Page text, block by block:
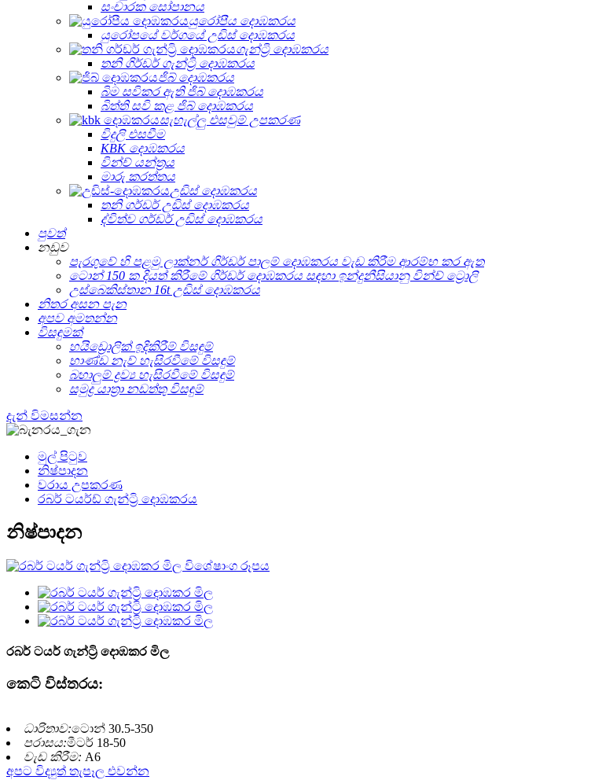
සංචාරක සෝපානය
යුරෝපීය දොඹකරය
යුරෝපයේ වර්ගයේ උඩිස් දොඹකරය
ගැන්ට්‍රි දොඹකරය
තනි ගිර්ඩර් ගැන්ට්‍රි දොඹකරය
ජිබ් දොඹකරය
බිම සවිකර ඇති ජිබ් දොඹකරය
බිත්ති සවි කළ ජිබ් දොඹකරය
සැහැල්ලු එසවුම් උපකරණ
විදුලි එසවීම
KBK දොඹකරය
වින්ච් යන්ත්‍රය
මාරු කරත්තය
උඩිස් දොඹකරය
තනි ගර්ඩර් උඩිස් දොඹකරය
ද්විත්ව ගර්ඩර් උඩිස් දොඹකරය
පුවත්
නඩුව
පැරගුවේ හි පළමු ලාක්නර් ගිර්ඩර් පාලම් දොඹකරය වැඩ කිරීම ආරම්භ කර ඇත
ටොන් 150 ක දියත් කිරීමේ ගිර්ඩර් දොඹකරය සඳහා ඉන්දුනීසියානු වින්ච් ට්‍රොලි
උස්බෙකිස්තාන 16t උඩිස් දොඹකරය
නිතර අසන පැන
අපව අමතන්න
විසඳුමක්
හයිඩ්‍රොලික් ඉදිකිරීම් විසඳුම්
භාණ්ඩ නැව් හැසිරවීමේ විසඳුම්
බහාලුම් ද්‍රව්‍ය හැසිරවීමේ විසඳුම්
සමුද්‍ර යාත්‍රා නඩත්තු විසඳුම්
දැන් විමසන්න
මුල් පිටුව
නිෂ්පාදන
වරාය උපකරණ
රබර් ටයර්ඩ් ගැන්ට්‍රි දොඹකරය
නිෂ්පාදන
රබර් ටයර් ගැන්ට්‍රි දොඹකර මිල
කෙටි විස්තරය:
ධාරිතාව:ටොන් 30.5-350
පරාසය:මීටර් 18-50
වැඩ කිරීම: A6
අපට විද්‍යුත් තැපෑල එවන්න